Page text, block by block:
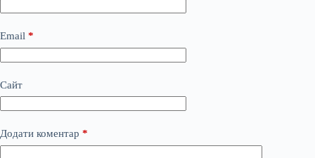
Email *
Сайт
Додати коментар *